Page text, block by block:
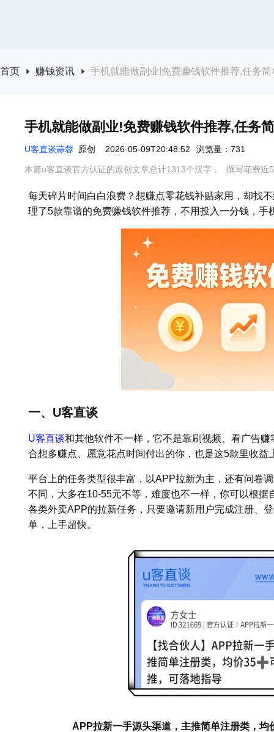
首页 赚钱资讯 手机就能做副业!免费赚钱软件推荐,任务
手机就能做副业!免费赚钱软件推荐,任务
U客直谈蒜蓉 原创 2026-05-09T20:48:52 浏览量：731
本篇u客直谈官方认证的原创文章总计1313个汉字， 撰写花费近
每天碎片时间白白浪费？想赚点零花钱补贴家用，却找
理了5款靠谱的免费赚钱软件推荐，不用投入一分钱，
一、U客直谈
U客直谈和其他软件不一样，它不是靠刷视频、看广告
合想多赚点、愿意花点时间付出的你，也是这5款里收益
平台上的任务类型很丰富，以APP拉新为主，还有问卷
不同，大多在10-55元不等，难度也不一样，你可以根
各类外卖APP的拉新任务，只要邀请新用户完成注册、
单，上手超快。
APP拉新一手源头渠道，主推简单注册类，均